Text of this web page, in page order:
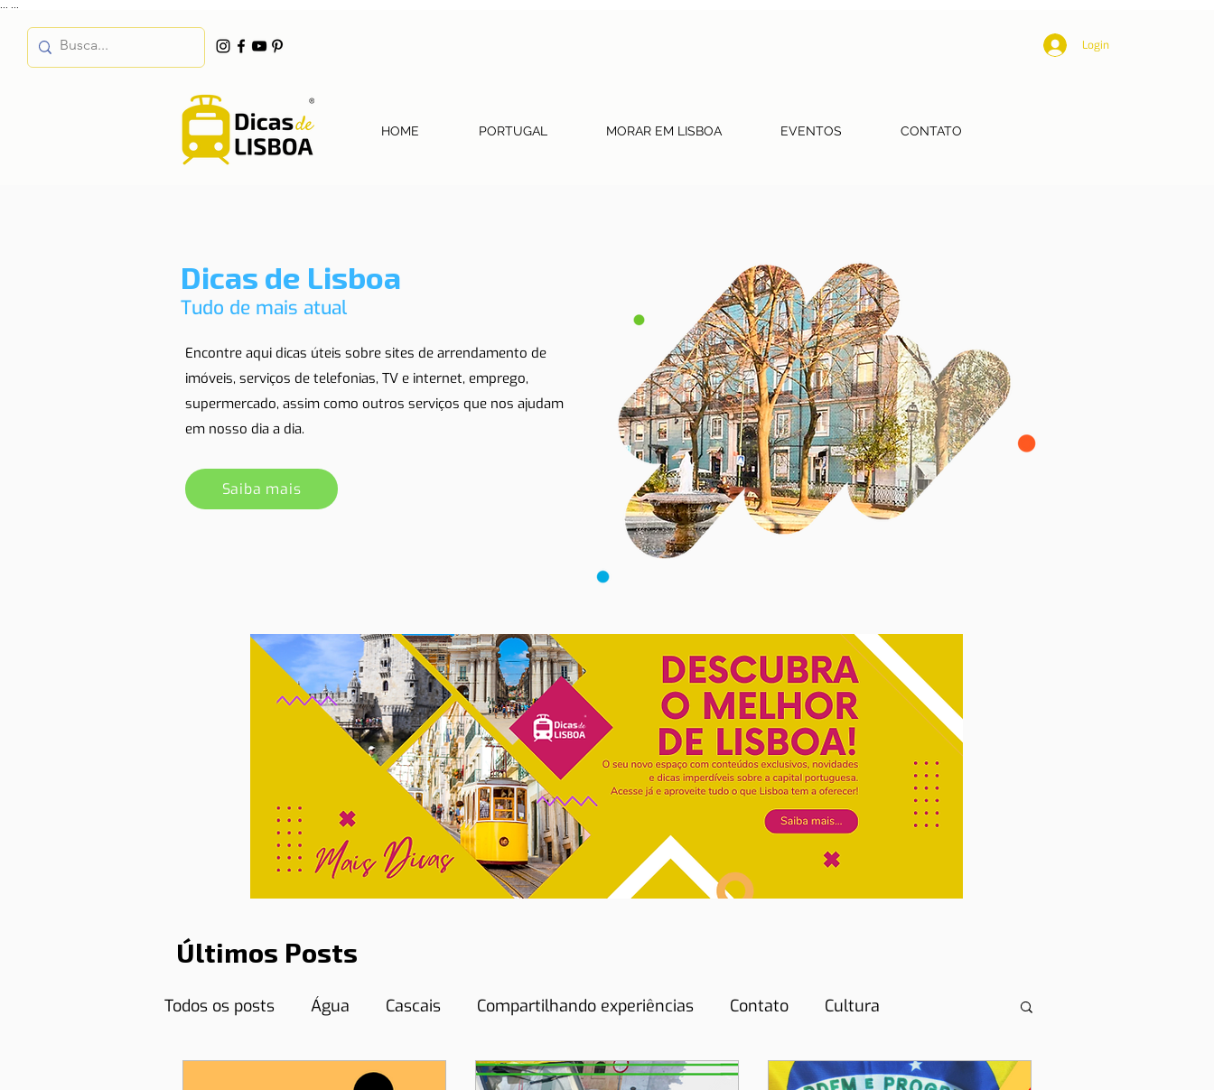
Login
HOME PORTUGAL MORAR EM LISBOA EVENTOS CONTATO
Dicas de Lisboa
Tudo de mais atual
Encontre aqui dicas úteis sobre sites de arrendamento de
imóveis, serviços de telefonias, TV e internet, emprego,
supermercado, assim como outros serviços que nos ajudam
em nosso dia a dia.
Saiba mais
Últimos Posts
Todos os posts Água Cascais Compartilhando experiências Contato Cultura
Destinos Dicas de Hotéis Dicas de Restaurantes Documentos necessários